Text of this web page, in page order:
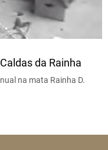
da Rainha
na mata Rainha D.